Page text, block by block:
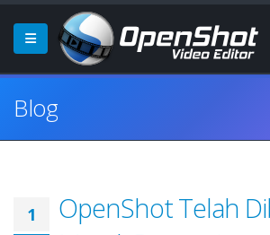
Blog
1
OpenShot Telah